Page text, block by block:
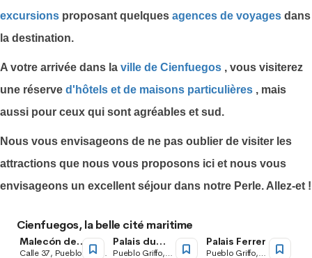
excursions proposant quelques agences de voyages dans
la destination.
A votre arrivée dans la ville de Cienfuegos , vous visiterez
une réserve d'hôtels et de maisons particulières , mais
aussi pour ceux qui sont agréables et sud.
Nous vous envisageons de ne pas oublier de visiter les
attractions que nous vous proposons ici et nous vous
envisageons un excellent séjour dans notre Perle. Allez-et !